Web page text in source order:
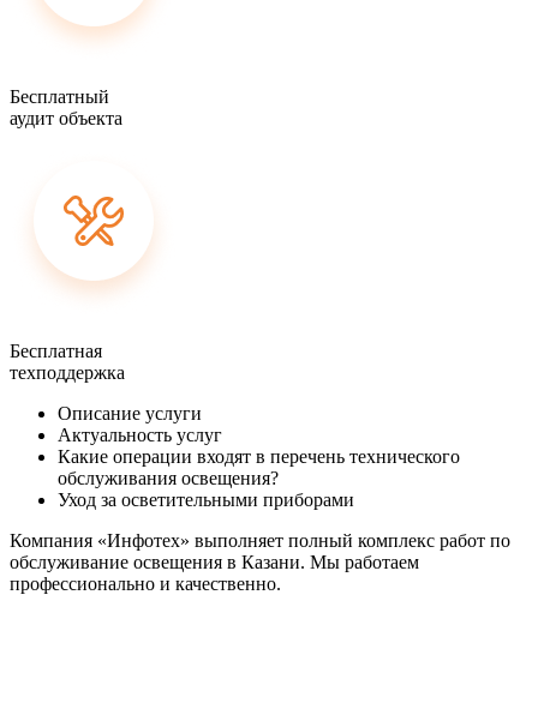
Бесплатный
аудит объекта
Бесплатная
техподдержка
Описание услуги
Актуальность услуг
Какие операции входят в перечень технического
обслуживания освещения?
Уход за осветительными приборами
Компания «Инфотех» выполняет полный комплекс работ по
обслуживание освещения в Казани. Мы работаем
профессионально и качественно.